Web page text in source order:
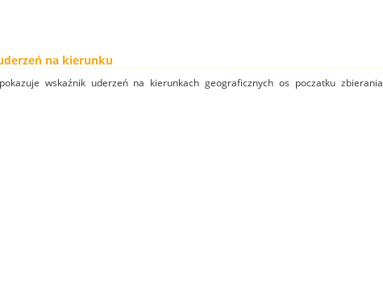
na kierunku
wskaźnik uderzeń na kierunkach geograficznych os poczatku zbierania